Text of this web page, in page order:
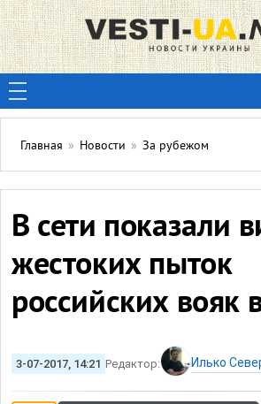
Главная » Новости » За рубежом
В сети показали
жестоких пыток
российских вояк
3-07-2017, 14:21 Редактор: Илько